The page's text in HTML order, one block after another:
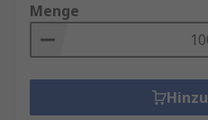
Menge